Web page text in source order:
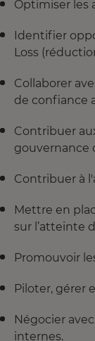
Optimiser les
Identifier
Loss
Collaborer
de confiance
Contribuer
gouvernance
Contribuer à
Mettre en
sur l’atteinte
Promouvoir
Piloter, gérer
Négocier
internes.